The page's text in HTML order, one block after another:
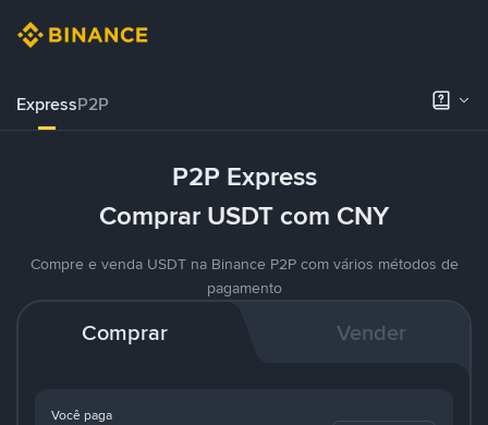
ExpressP2P
P2P Express
Comprar USDT com CNY
Compre e venda USDT na Binance P2P com vários métodos de
pagamento
Comprar Vender
Você paga